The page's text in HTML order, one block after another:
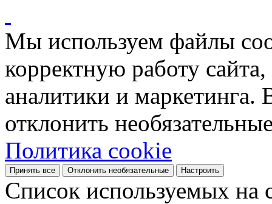
Мы используем файлы
корректную работу
аналитики и
отклонить
Политика cookie
Принять все Отклонить необязательные Настроить
Список используемых на